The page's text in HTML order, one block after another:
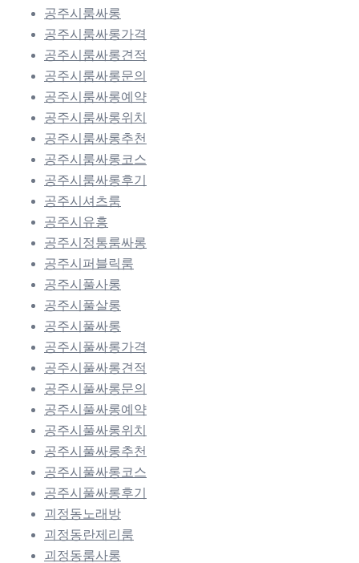
공주시룸싸롱
공주시룸싸롱가격
공주시룸싸롱견적
공주시룸싸롱문의
공주시룸싸롱예약
공주시룸싸롱위치
공주시룸싸롱추천
공주시룸싸롱코스
공주시룸싸롱후기
공주시셔츠룸
공주시유흥
공주시정통룸싸롱
공주시퍼블릭룸
공주시풀사롱
공주시풀살롱
공주시풀싸롱
공주시풀싸롱가격
공주시풀싸롱견적
공주시풀싸롱문의
공주시풀싸롱예약
공주시풀싸롱위치
공주시풀싸롱추천
공주시풀싸롱코스
공주시풀싸롱후기
괴정동노래방
괴정동란제리룸
괴정동룸사롱